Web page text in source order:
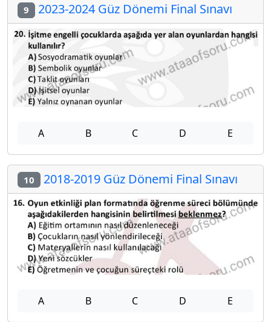
9 2023-2024 Güz Dönemi Final Sınavı
A B C D E
10 2018-2019 Güz Dönemi Final Sınavı
A B C D E